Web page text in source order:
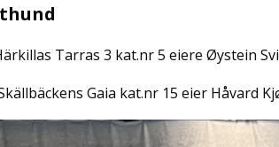
Tarras 3 kat.nr 5 eiere Øystein
Gaia kat.nr 15 eier Håvard